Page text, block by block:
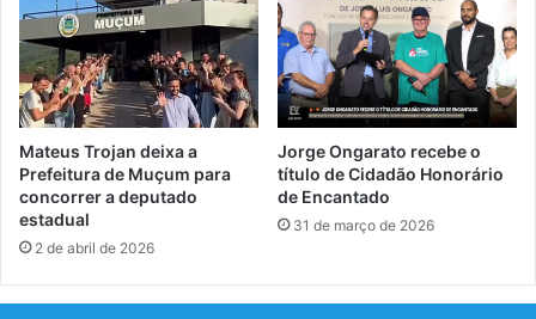
Mateus Trojan deixa a
Prefeitura de Muçum para
concorrer a deputado
estadual
2 de abril de 2026
Jorge Ongarato recebe o
título de Cidadão Honorário
de Encantado
31 de março de 2026